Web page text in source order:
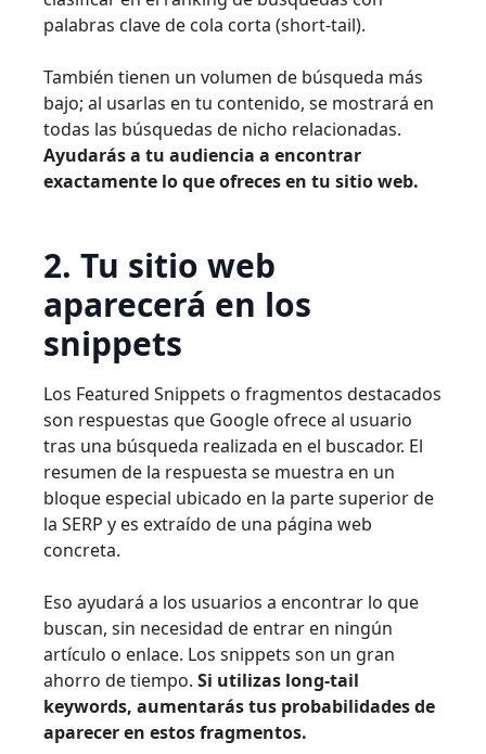
palabras clave de cola corta (short-tail).
También tienen un volumen de búsqueda más
bajo; al usarlas en tu contenido, se mostrará en
todas las búsquedas de nicho relacionadas.
Ayudarás a tu audiencia a encontrar
exactamente lo que ofreces en tu sitio web.
2. Tu sitio web
aparecerá en los
snippets
Los Featured Snippets o fragmentos destacados
son respuestas que Google ofrece al usuario
tras una búsqueda realizada en el buscador. El
resumen de la respuesta se muestra en un
bloque especial ubicado en la parte superior de
la SERP y es extraído de una página web
concreta.
Eso ayudará a los usuarios a encontrar lo que
buscan, sin necesidad de entrar en ningún
artículo o enlace. Los snippets son un gran
ahorro de tiempo. Si utilizas long-tail
keywords, aumentarás tus probabilidades de
aparecer en estos fragmentos.